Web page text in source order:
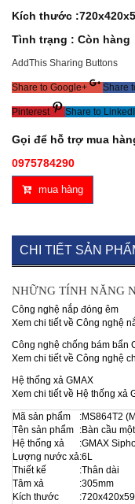
Kích thước
Tình trạng : Còn hàng
AddThis Sharing Buttons
Share to Google+ Share
Pinterest Share to
Gọi để hỗ trợ mua
0975784290
mua hàng
CHI TIẾT SẢN
NHỮNG TÍNH NĂNG
Công nghệ nắp đóng êm
Xem chi tiết về Công nghệ
Công nghệ chống bám bẩn
Xem chi tiết về Công nghệ
Hệ thống xả GMAX
Xem chi tiết về Hệ thống xả
Mã sản phẩm :MS864T2
Tên sản phẩm :Bàn cầu
Hệ thống xả
:GMAX
Lượng nước xả:6L
Thiết kế
:Thân dài
Tâm xả
:305mm
Kích thước
: